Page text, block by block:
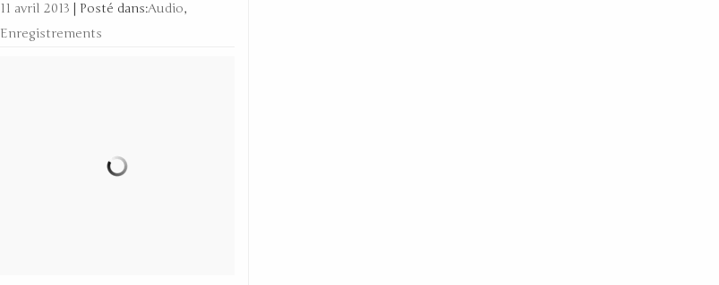
11 avril 2013 Posté dans:Audio,
Enregistrements